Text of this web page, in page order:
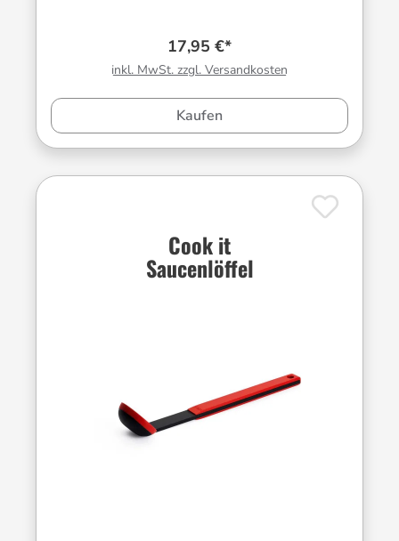
17,95 €*
inkl. MwSt. zzgl. Versandkosten
Kaufen
Cook it
Saucenlöffel